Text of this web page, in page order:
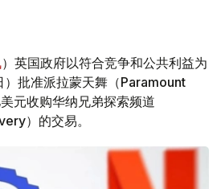
）英国政府以符合竞争和公共利益为
批准派拉蒙天舞（Paramount
元收购华纳兄弟探索频道
）的交易。